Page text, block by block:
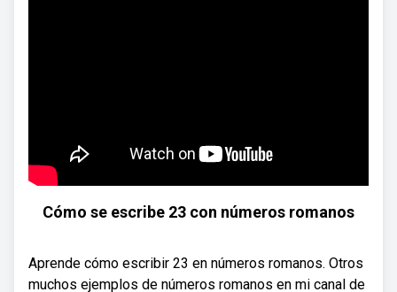
Cómo se escribe 23 con números romanos
Aprende cómo escribir 23 en números romanos. Otros
muchos ejemplos de números romanos en mi canal de